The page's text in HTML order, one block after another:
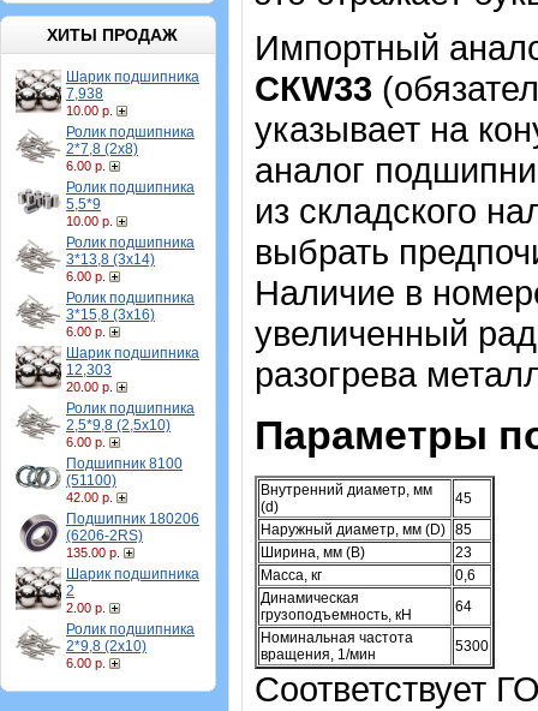
ХИТЫ ПРОДАЖ
Шарик подшипника
7,938
10.00 р.
Ролик подшипника
2*7,8 (2х8)
6.00 р.
Ролик подшипника
5,5*9
10.00 р.
Ролик подшипника
3*13,8 (3х14)
6.00 р.
Ролик подшипника
3*15,8 (3х16)
6.00 р.
Шарик подшипника
12,303
20.00 р.
Ролик подшипника
2,5*9,8 (2,5х10)
6.00 р.
Подшипник 8100
(51100)
42.00 р.
Подшипник 180206
(6206-2RS)
135.00 р.
Шарик подшипника
2
2.00 р.
Ролик подшипника
2*9,8 (2х10)
6.00 р.
Импортный
CКW33
указывает на
аналог
из складского
выбрать
Наличие в
увеличенный
разогрева
Параметры
Внутренний диаметр, мм
(d)
45
Наружный диаметр, мм (D) 85
Ширина, мм (B)
23
Масса, кг
0,6
Динамическая
грузоподъемность, кН
64
Номинальная частота
вращения, 1/мин
5300
Соответствует